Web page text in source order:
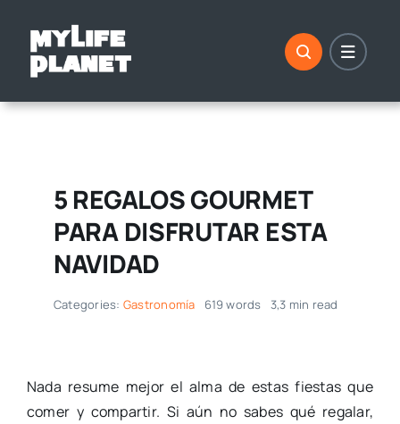
contenido
5 REGALOS GOURMET
PARA DISFRUTAR ESTA
NAVIDAD
Categories: Gastronomía 619 words 3,3 min read
Nada resume mejor el alma de estas fiestas que
comer y compartir. Si aún no sabes qué regalar,